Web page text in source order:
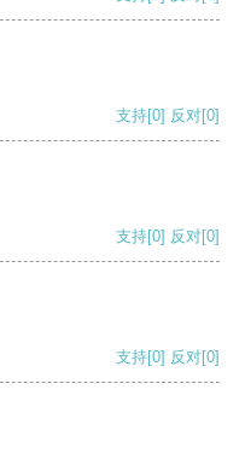
支持[0] 反对[0]
支持[0] 反对[0]
支持[0] 反对[0]